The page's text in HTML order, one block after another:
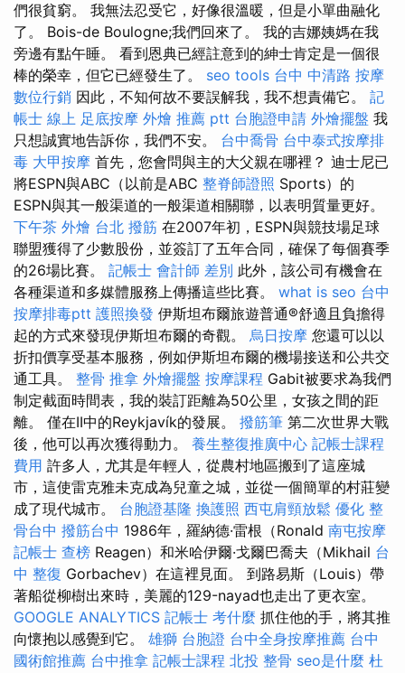
們很貧窮。 我無法忍受它，好像很溫暖，但是小單曲融化
了。 Bois-de Boulogne;我們回來了。 我的吉娜姨媽在我
旁邊有點午睡。 看到恩典已經註意到的紳士肯定是一個很
棒的榮幸，但它已經發生了。 seo tools 台中 中清路 按摩
數位行銷 因此，不知何故不要誤解我，我不想責備它。 記
帳士 線上 足底按摩 外燴 推薦 ptt 台胞證申請 外燴擺盤 我
只想誠實地告訴你，我們不安。 台中喬骨 台中泰式按摩排
毒 大甲按摩 首先，您會問與主的大父親在哪裡？ 迪士尼已
將ESPN與ABC（以前是ABC 整脊師證照 Sports）的
ESPN與其一般渠道的一般渠道相關聯，以表明質量更好。
下午茶 外燴 台北 撥筋 在2007年初，ESPN與競技場足球
聯盟獲得了少數股份，並簽訂了五年合同，確保了每個賽季
的26場比賽。 記帳士 會計師 差別 此外，該公司有機會在
各種渠道和多媒體服務上傳播這些比賽。 what is seo 台中
按摩排毒ptt 護照換發 伊斯坦布爾旅遊普通®舒適且負擔得
起的方式來發現伊斯坦布爾的奇觀。 烏日按摩 您還可以以
折扣價享受基本服務，例如伊斯坦布爾的機場接送和公共交
通工具。 整骨 推拿 外燴擺盤 按摩課程 Gabit被要求為我們
制定截面時間表，我的裝訂距離為50公里，女孩之間的距
離。 僅在II中的Reykjavík的發展。 撥筋筆 第二次世界大戰
後，他可以再次獲得動力。 養生整復推廣中心 記帳士課程
費用 許多人，尤其是年輕人，從農村地區搬到了這座城
市，這使雷克雅未克成為兒童之城，並從一個簡單的村莊變
成了現代城市。 台胞證基隆 換護照 西屯肩頸放鬆 優化 整
骨台中 撥筋台中 1986年，羅納德·雷根（Ronald 南屯按摩
記帳士 查榜 Reagen）和米哈伊爾·戈爾巴喬夫（Mikhail 台
中 整復 Gorbachev）在這裡見面。 到路易斯（Louis）帶
著船從柳樹出來時，美麗的129-nayad也走出了更衣室。
GOOGLE ANALYTICS 記帳士 考什麼 抓住他的手，將其推
向懷抱以感覺到它。 雄獅 台胞證 台中全身按摩推薦 台中
國術館推薦 台中推拿 記帳士課程 北投 整骨 seo是什麼 杜